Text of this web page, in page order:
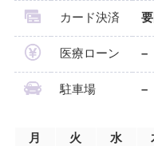
カード決済
医療ローン –
駐車場 –
月 火 水